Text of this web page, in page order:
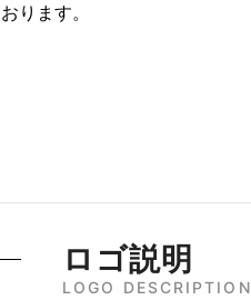
おります。
LOGO DESCRIPTION
ロゴ説明